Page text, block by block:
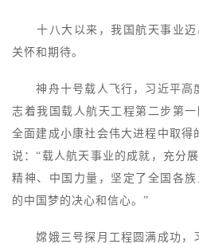
十八大以来，我国航天事业迈
关怀和期待。
神舟十号载人飞行，习近平高
志着我国载人航天工程第二步第
全面建成小康社会伟大进程中取得
说：“载人航天事业的成就，充分
精神、中国力量，坚定了全国各
的中国梦的决心和信心。”
嫦娥三号探月工程圆满成功，